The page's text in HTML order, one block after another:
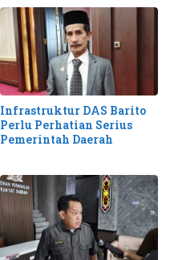
Infrastruktur DAS Barito
Perlu Perhatian Serius
Pemerintah Daerah